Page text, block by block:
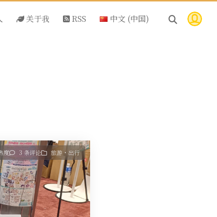
关于我 RSS 中文 (中国)
度 3 条评论 旅游・出行